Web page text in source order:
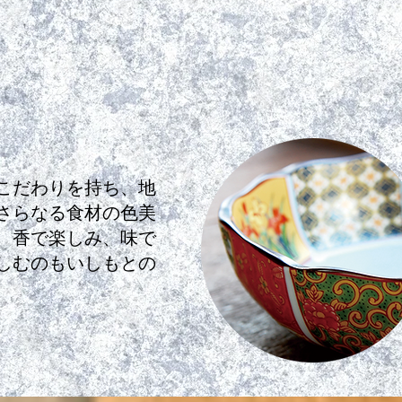
だわりを持ち、地
らなる食材の色美
香で楽しみ、味で
むのもいしもとの